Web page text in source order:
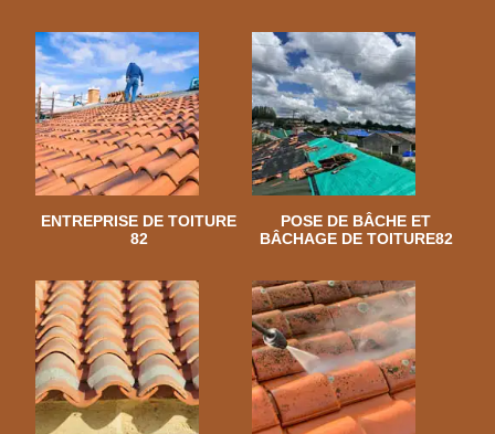
ENTREPRISE DE TOITURE
82
POSE DE BÂCHE ET
BÂCHAGE DE TOITURE82